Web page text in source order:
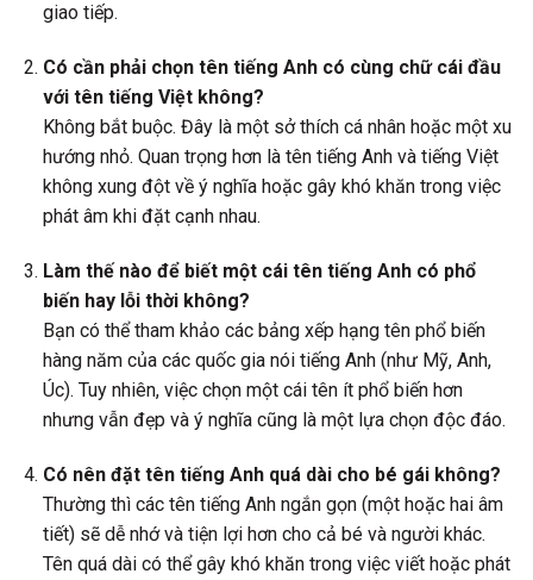
giao tiếp.
Có cần phải chọn tên tiếng Anh có cùng chữ cái đầu
với tên tiếng Việt không?
Không bắt buộc. Đây là một sở thích cá nhân hoặc một xu
hướng nhỏ. Quan trọng hơn là tên tiếng Anh và tiếng Việt
không xung đột về ý nghĩa hoặc gây khó khăn trong việc
phát âm khi đặt cạnh nhau.
Làm thế nào để biết một cái tên tiếng Anh có phổ
biến hay lỗi thời không?
Bạn có thể tham khảo các bảng xếp hạng tên phổ biến
hàng năm của các quốc gia nói tiếng Anh (như Mỹ, Anh,
Úc). Tuy nhiên, việc chọn một cái tên ít phổ biến hơn
nhưng vẫn đẹp và ý nghĩa cũng là một lựa chọn độc đáo.
Có nên đặt tên tiếng Anh quá dài cho bé gái không?
Thường thì các tên tiếng Anh ngắn gọn (một hoặc hai âm
tiết) sẽ dễ nhớ và tiện lợi hơn cho cả bé và người khác.
Tên quá dài có thể gây khó khăn trong việc viết hoặc phát